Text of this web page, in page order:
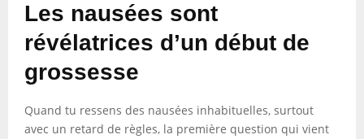
Les nausées sont
révélatrices d’un début de
grossesse
Quand tu ressens des nausées inhabituelles, surtout
avec un retard de règles, la première question qui vient